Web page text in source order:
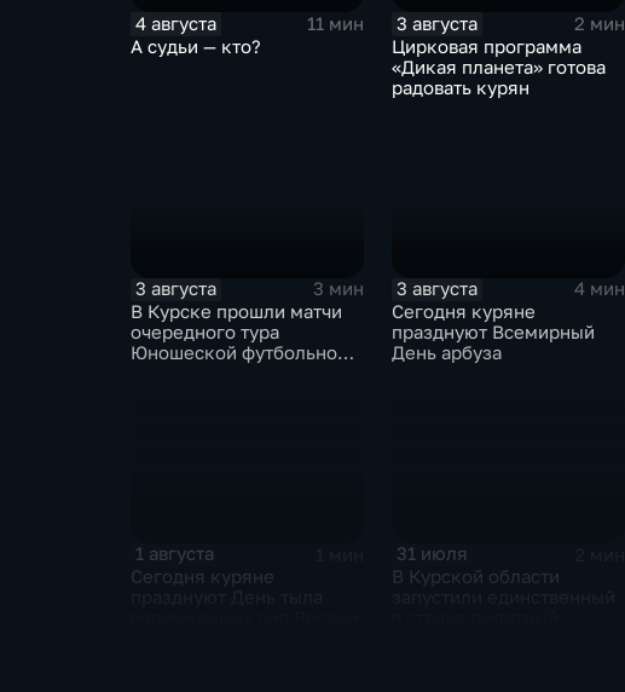
4 августа
11 мин
А судьи — кто?
3 августа
2 мин
Цирковая программа
«Дикая планета» готова
радовать курян
3 августа
3 мин
В Курске прошли матчи
очередного тура
Юношеской футбольной
3 августа
4 мин
Сегодня куряне
празднуют Всемирный
День арбуза
1 августа
Сегодня куряне
31 июля
В Курской области